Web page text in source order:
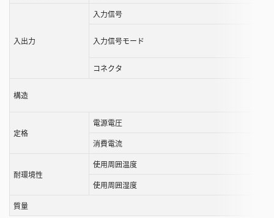
入出力
入力信号
入力信号モード
コネクタ
構造
定格
電源電圧
消費電流
耐環境性
使用周囲温度
使用周囲湿度
質量